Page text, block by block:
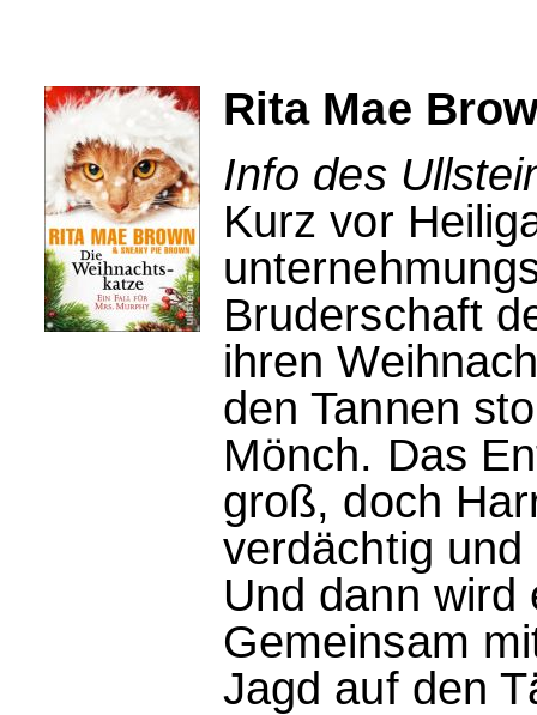
Rita Mae
Info des
Kurz vor
Bruderschaft
ihren
den Tannen
Mönch. Das
groß, doch
verdächtig
Und dann
Gemeinsam
Jagd auf den